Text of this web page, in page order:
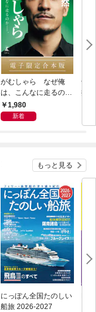
がむしゃら なぜ俺
は、こんなに走るのか
——。【電子限定合本
版】
1,980
新着
千
捕
もっと見る
にっぽん全国たのしい
船旅 2026-2027